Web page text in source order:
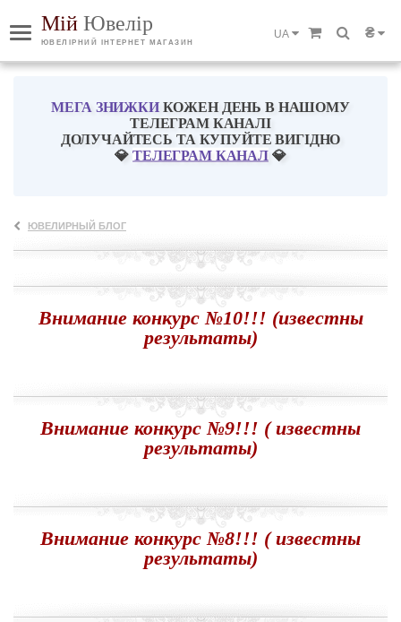
Мій Ювелір
ЮВЕЛІРНИЙ ІНТЕРНЕТ МАГАЗИН
₴
UA
МЕГА ЗНИЖКИКОЖЕН ДЕНЬ В НАШОМУ
ТЕЛЕГРАМ КАНАЛІ
ДОЛУЧАЙТЕСЬ ТА КУПУЙТЕ ВИГІДНО
💎ТЕЛЕГРАМ КАНАЛ 💎
ЮВЕЛИРНЫЙ БЛОГ
Внимание конкурс №10!!! (известны
результаты)
Внимание конкурс №9!!! ( известны
результаты)
Внимание конкурс №8!!! ( известны
результаты)